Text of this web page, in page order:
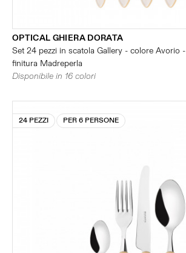
OPTICAL GHIERA DORATA
Set 24 pezzi in scatola Gallery - colore Avorio -
finitura Madreperla
Disponibile in 16 colori
24 PEZZI PER 6 PERSONE